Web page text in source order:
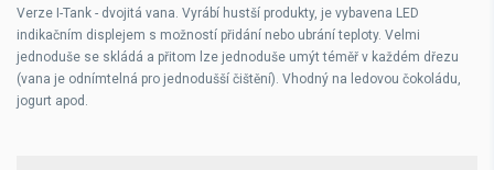
Verze I-Tank - dvojitá vana. Vyrábí hustší produkty, je vybavena LED
indikačním displejem s možností přidání nebo ubrání teploty. Velmi
jednoduše se skládá a přitom lze jednoduše umýt téměř v každém dřezu
(vana je odnímtelná pro jednodušší čištění). Vhodný na ledovou čokoládu,
jogurt apod.